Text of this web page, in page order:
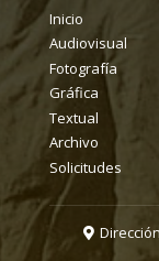
Inicio
Audiovisual
Fotografía
Gráfica
Textual
Archivo
Solicitudes